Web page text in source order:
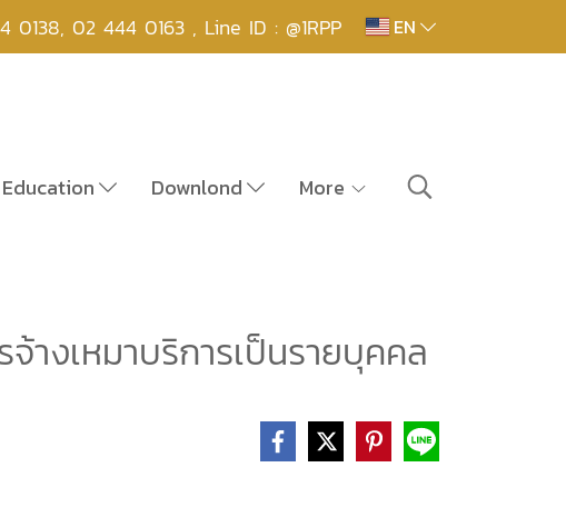
0138, 02 444 0163 , Line ID : @1RPP EN
Education Downlond More
างเหมาบริการเป็นรายบุคคล